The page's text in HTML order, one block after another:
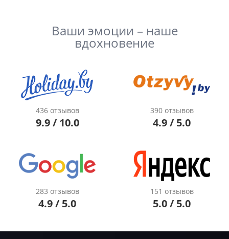
Ваши эмоции – наше
вдохновение
436 отзывов
9.9 / 10.0
390 отзывов
4.9 / 5.0
283 отзывов
4.9 / 5.0
151 отзывов
5.0 / 5.0